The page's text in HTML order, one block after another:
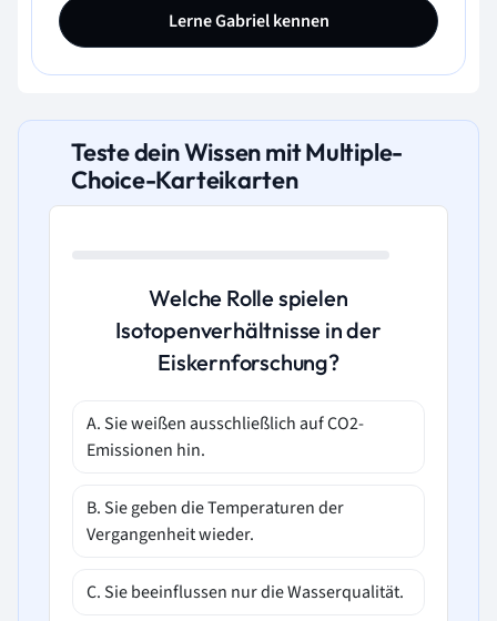
Lerne Gabriel kennen
Teste dein Wissen mit Multiple-
Choice-Karteikarten
Welche Rolle spielen
Isotopenverhältnisse in der
Eiskernforschung?
A. Sie weißen ausschließlich auf CO2-
Emissionen hin.
B. Sie geben die Temperaturen der
Vergangenheit wieder.
C. Sie beeinflussen nur die Wasserqualität.